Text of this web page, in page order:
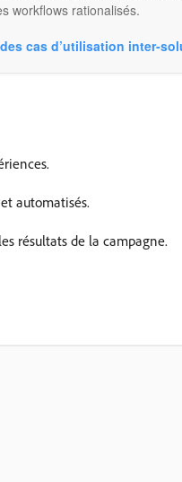
workflows rationalisés.
cas d’utilisation inter-
automatisés.
résultats de la campagne.